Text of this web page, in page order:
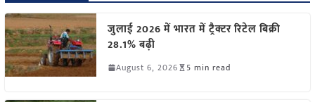
जुलाई 2026 में भारत में ट्रैक्टर रिटेल बिक्री
28.1% बढ़ी
August 6, 2026 5 min read